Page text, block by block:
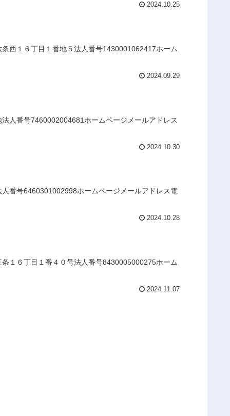
2024.10.25
西１６丁目１番地５法人番号1430001062417ホーム
2024.09.29
人番号7460002004681ホームページメールアドレス
2024.10.30
番号6460301002998ホームページメールアドレス電
2024.10.28
１６丁目１番４０号法人番号8430005000275ホーム
2024.11.07